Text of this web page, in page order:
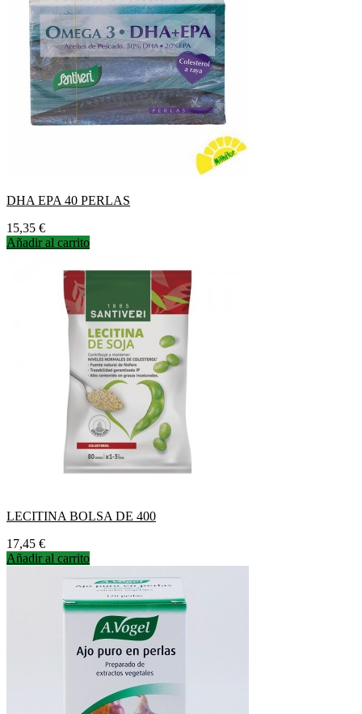
DHA EPA 40 PERLAS
Precio
15,35 €
Añadir al carrito
LECITINA BOLSA DE 400
Precio
17,45 €
Añadir al carrito